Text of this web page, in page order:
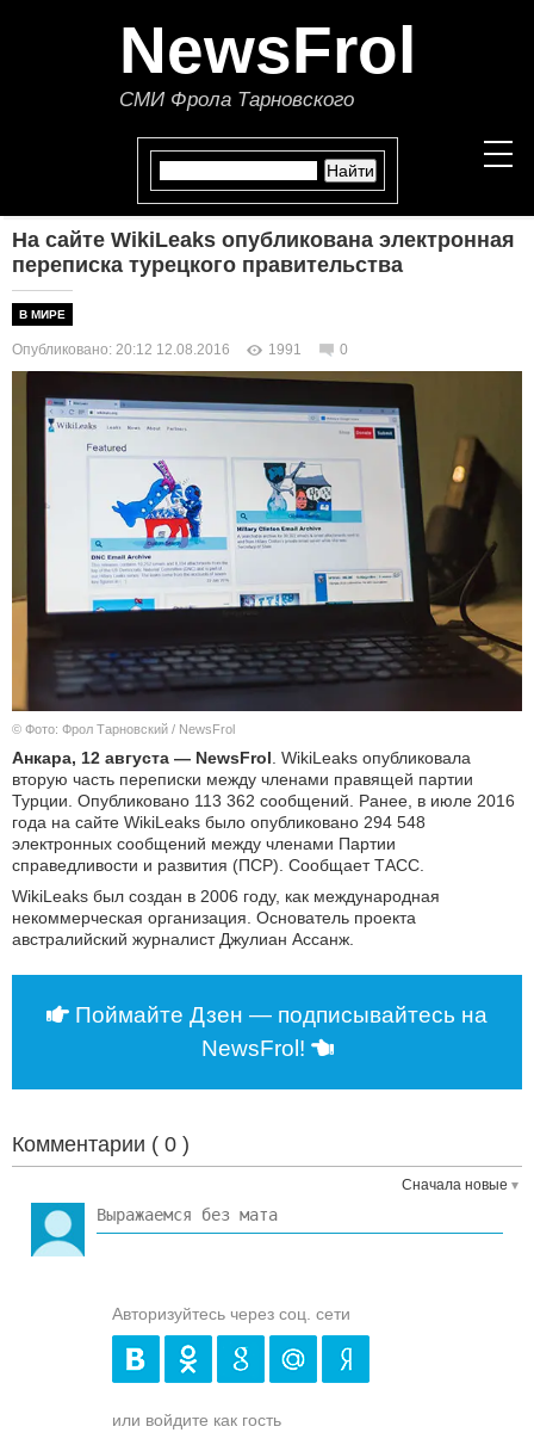
NewsFrol
СМИ Фрола Тарновского
НОВОСТИ
ПОЛИТИКА
ЭКОНОМИКА
В МИРЕ
ОБЩЕСТВО
КУЛЬТУРА
СПОРТ
АВТО И МОТО
ЭГОИЗМ
БЛОГ
На сайте WikiLeaks опубликована электронная
переписка турецкого правительства
В МИРЕ
Опубликовано: 20:12 12.08.2016 1991 0
© Фото: Фрол Тарновский / NewsFrol
Анкара, 12 августа — NewsFrol. WikiLeaks опубликовала
вторую часть переписки между членами правящей партии
Турции. Опубликовано 113 362 сообщений. Ранее, в июле 2016
года на сайте WikiLeaks было опубликовано 294 548
электронных сообщений между членами Партии
справедливости и развития (ПСР). Сообщает ТАСС.
WikiLeaks был создан в 2006 году, как международная
некоммерческая организация. Основатель проекта
австралийский журналист Джулиан Ассанж.
Поймайте Дзен — подписывайтесь на
NewsFrol!
Комментарии ( 0 )
Сначала новые
Авторизуйтесь через соц. сети
или войдите как гость